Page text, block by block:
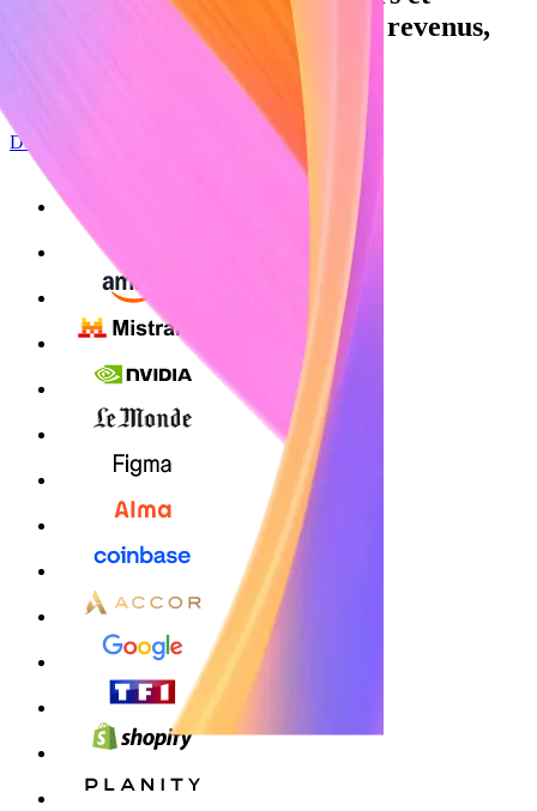
personnalisez votre modèle de revenus,
quel que soit votre volume de
Démarrer maintenant S'inscrire avec Google